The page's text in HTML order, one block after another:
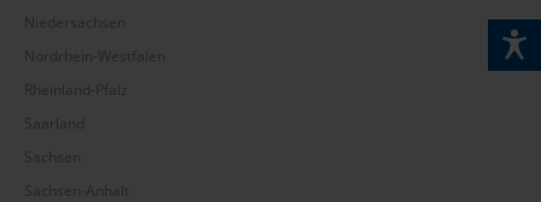
Niedersachsen
Nordrhein-Westfalen
Rheinland-Pfalz
Saarland
Sachsen
Sachsen-Anhalt